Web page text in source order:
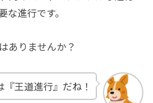
進行です。
ありませんか？
王道進行』だね！